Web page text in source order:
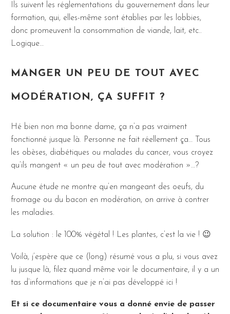
Ils suivent les réglementations du gouvernement dans leur
formation, qui, elles-même sont établies par les lobbies,
donc promeuvent la consommation de viande, lait, etc..
Logique…
MANGER UN PEU DE TOUT AVEC
MODÉRATION, ÇA SUFFIT ?
Hé bien non ma bonne dame, ça n’a pas vraiment
fonctionné jusque là. Personne ne fait réellement ça… Tous
les obèses, diabétiques ou malades du cancer, vous croyez
qu’ils mangent « un peu de tout avec modération »…?
Aucune étude ne montre qu’en mangeant des oeufs, du
fromage ou du bacon en modération, on arrive à contrer
les maladies.
La solution : le 100% végétal ! Les plantes, c’est la vie ! 😉
Voilà, j’espère que ce (long) résumé vous a plu, si vous avez
lu jusque là, filez quand même voir le documentaire, il y a un
tas d’informations que je n’ai pas développé ici !
Et si ce documentaire vous a donné envie de passer